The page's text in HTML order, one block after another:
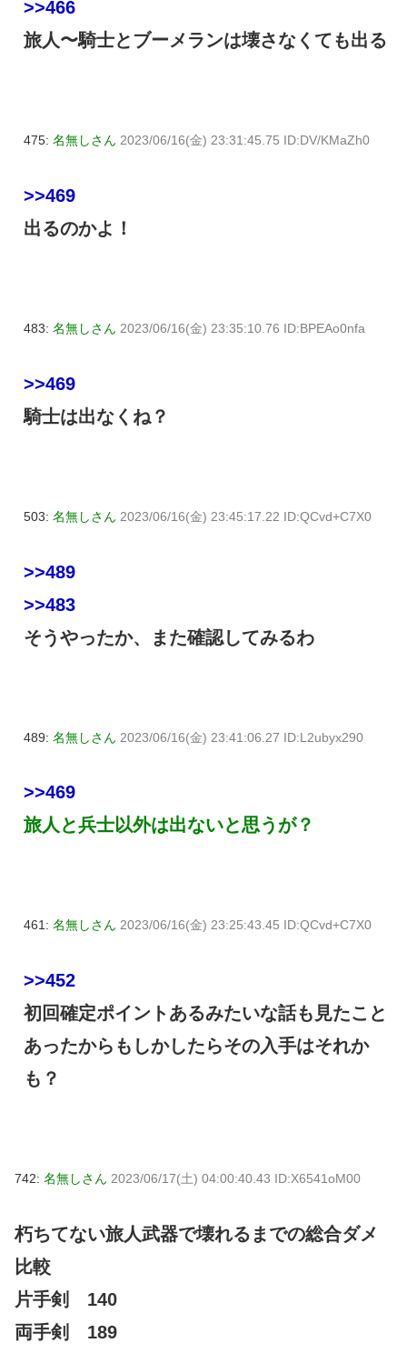
>>466
旅人〜騎士とブーメランは壊さなくても出る
475: 名無しさん 2023/06/16(金) 23:31:45.75 ID:DV/KMaZh0
>>469
出るのかよ！
483: 名無しさん 2023/06/16(金) 23:35:10.76 ID:BPEAo0nfa
>>469
騎士は出なくね？
503: 名無しさん 2023/06/16(金) 23:45:17.22 ID:QCvd+C7X0
>>489
>>483
そうやったか、また確認してみるわ
489: 名無しさん 2023/06/16(金) 23:41:06.27 ID:L2ubyx290
>>469
旅人と兵士以外は出ないと思うが？
461: 名無しさん 2023/06/16(金) 23:25:43.45 ID:QCvd+C7X0
>>452
初回確定ポイントあるみたいな話も見たこと
あったからもしかしたらその入手はそれか
も？
742: 名無しさん 2023/06/17(土) 04:00:40.43 ID:X6541oM00
朽ちてない旅人武器で壊れるまでの総合ダメ
比較
片手剣 140
両手剣 189